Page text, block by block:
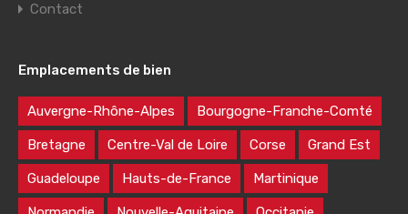
Contact
Emplacements de bien
Auvergne-Rhône-Alpes Bourgogne-Franche-Comté
Bretagne Centre-Val de Loire Corse Grand Est
Guadeloupe Hauts-de-France Martinique